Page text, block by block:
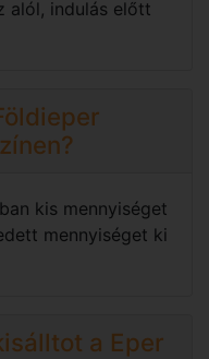
alól, indulás előtt
kis mennyiséget
mennyiséget ki
a Eper